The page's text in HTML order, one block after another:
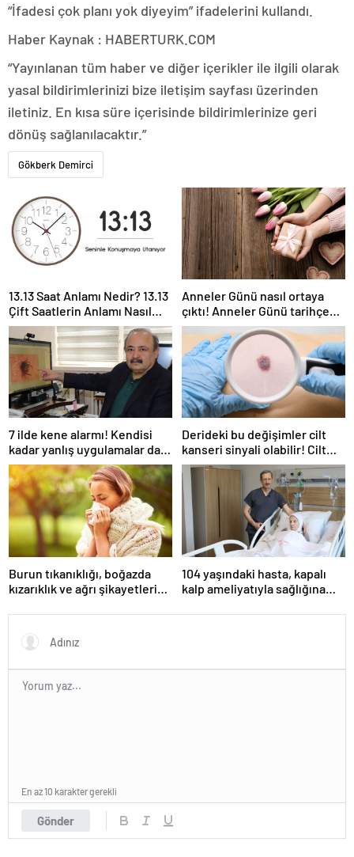
“İfadesi çok planı yok diyeyim” ifadelerini kullandı.
Haber Kaynak : HABERTURK.COM
“Yayınlanan tüm haber ve diğer içerikler ile ilgili olarak
yasal bildirimlerinizi bize iletişim sayfası üzerinden
iletiniz. En kısa süre içerisinde bildirimlerinize geri
dönüş sağlanılacaktır.”
Gökberk Demirci
13.13 Saat Anlamı Nedir? 13.13
Çift Saatlerin Anlamı Nasıl
Yorumlanır?
Anneler Günü nasıl ortaya
çıktı! Anneler Günü tarihçesi!
Anneler Günü ilk kez ne
zaman kutlandı?
7 ilde kene alarmı! Kendisi
kadar yanlış uygulamalar da
öldürüyor… Sakın bu hataları
yapmayın
Derideki bu değişimler cilt
kanseri sinyali olabilir! Cilt
kanserinden korunmanın
yolları
Burun tıkanıklığı, boğazda
kızarıklık ve ağrı şikayetleri
tıkanıklığının nedenleri… Tat
ve koku kaybı neden olur?
104 yaşındaki hasta, kapalı
kalp ameliyatıyla sağlığına
Gönder
En az 10 karakter gerekli